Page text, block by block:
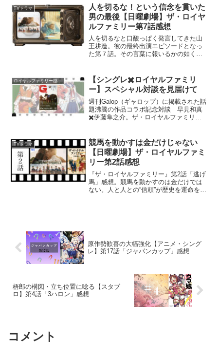
レゼン。
TVドラマ
人を切るな！という信念を貫いた
男の最後【日曜劇場】ザ・ロイヤ
ルファミリー第7話感想
人を切るなと口酸っぱく発言してきた山
王耕造。彼の最終出演エピソードとなっ
た第７話。その言葉に報いるかの如く常
ロイヤルファミリー感想集
【シングレ✖️ロイヤルファミリ
ー】スペシャル対談を見届けて
週刊Galop（ギャロップ）に掲載された話
題沸騰の作品コラボ記念対談 早見和真
✖️伊藤隼之介。ザ・ロイヤルファミリー
TVドラマ
競馬を動かすは金だけじゃない
【日曜劇場】ザ・ロイヤルファミ
リー第2話感想
『ザ・ロイヤルファミリー』第2話「逃げ
馬」感想。競馬を動かすのは金だけでは
ない。人と人との“信頼”が歴史を運命を作
原作勢歓喜の大幅強化【アニメ・シング
レ】第17話「ジャパンカップ」感想
梧郎の構図・立ち位置に唸る【スタブ
ロ】第4話「3ハロン」感想
コメント